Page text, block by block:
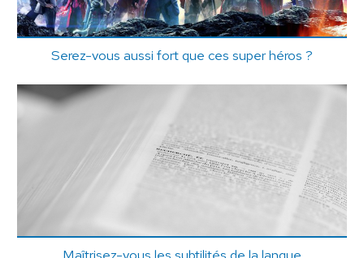
Serez-vous aussi fort que ces super héros ?